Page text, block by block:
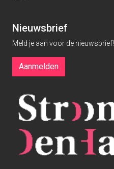
Nieuwsbrief
Meld je aan voor de nieuwsbrief!
Aanmelden